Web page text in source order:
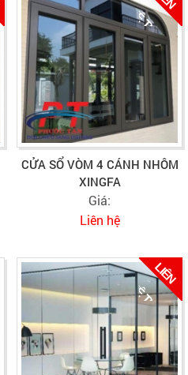
H
V
N
CỬA SỔ VÒM 4 CÁNH NHÔM
XINGFA
Giá:
Liên hệ
L
I
Ê
N
H
Ệ
T
Ư
V
Ấ
N